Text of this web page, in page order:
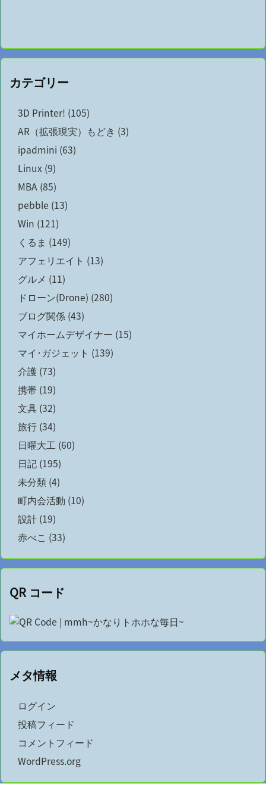
カテゴリー
3D Printer! (105)
AR（拡張現実）もどき (3)
ipadmini (63)
Linux (9)
MBA (85)
pebble (13)
Win (121)
くるま (149)
アフェリエイト (13)
グルメ (11)
ドローン(Drone) (280)
ブログ関係 (43)
マイホームデザイナー (15)
マイ･ガジェット (139)
介護 (73)
携帯 (19)
文具 (32)
旅行 (34)
日曜大工 (60)
日記 (195)
未分類 (4)
町内会活動 (10)
設計 (19)
赤べこ (33)
QR コード
メタ情報
ログイン
投稿フィード
コメントフィード
WordPress.org